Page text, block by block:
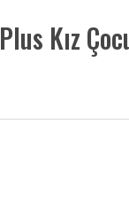
Kız